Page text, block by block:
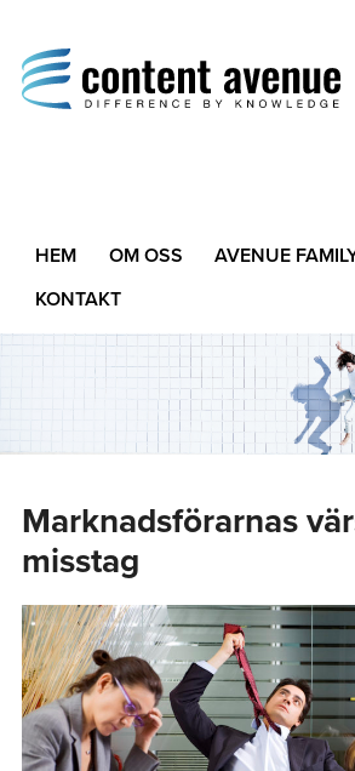
Difference by Knowledge
HEM OM OSS AVENUE
KONTAKT
Marknadsförarnas
misstag